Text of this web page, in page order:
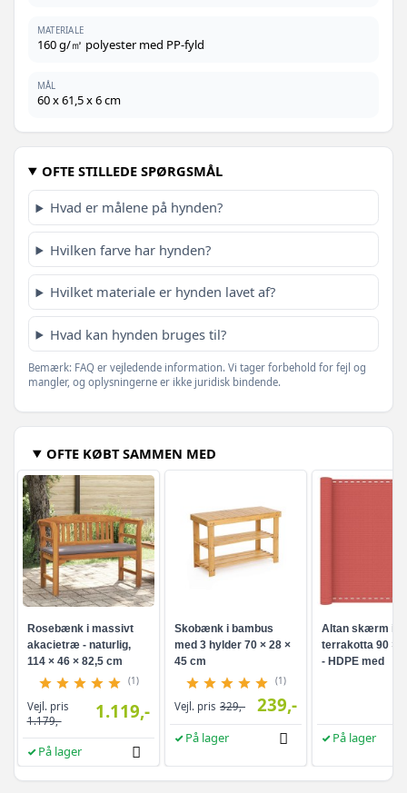
MATERIALE
160 g/㎡ polyester med PP-fyld
MÅL
60 x 61,5 x 6 cm
OFTE STILLEDE SPØRGSMÅL
Hvad er målene på hynden?
Hvilken farve har hynden?
Hvilket materiale er hynden lavet af?
Hvad kan hynden bruges til?
Bemærk: FAQ er vejledende information. Vi tager forbehold for fejl og
mangler, og oplysningerne er ikke juridisk bindende.
OFTE KØBT SAMMEN MED
Rosebænk i massivt
akacietræ - naturlig,
114 × 46 × 82,5 cm
(1)
Vejl. pris
1.179,-
1.119,-
På lager
Skobænk i bambus
med 3 hylder 70 × 28 ×
45 cm
(1)
Vejl. pris 329,- 239,-
På lager
Altan skærm i
terrakotta 90 ×
- HDPE med
På lager